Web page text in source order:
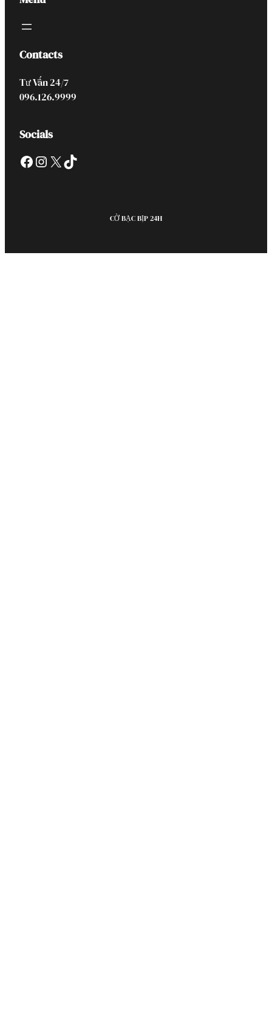
Contacts
Tư Vấn 24/7
096.126.9999
Socials
Facebook Instagram X TikTok
CỜ BẠC BỊP 24H